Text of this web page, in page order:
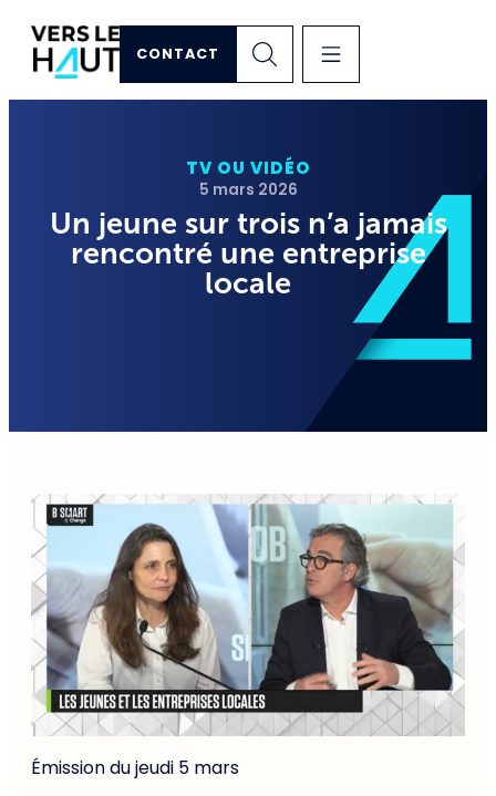
CONTACT
TV OU VIDÉO
5 mars 2026
Un jeune sur trois n’a jamais
rencontré une entreprise
locale
Émission du jeudi 5 mars